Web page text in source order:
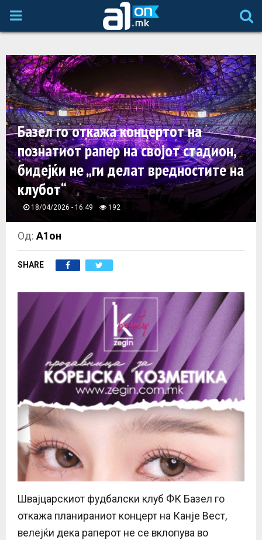
P
I
M
A
R
M
E
U
Базел го откажа концертот на
познатиот рапер на својот стадион,
бидејќи не „ги делат вредностите на
клубот“
18/04/2026 - 16:49 192
Од:А1он
SHARE
Швајцарскиот фудбалски клуб ФК Базел го
откажа планираниот концерт на Канје Вест,
велејќи дека раперот не се вклопува во